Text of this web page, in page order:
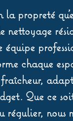
propreté
nettoyage
chaque
Que ce
régulier, nous